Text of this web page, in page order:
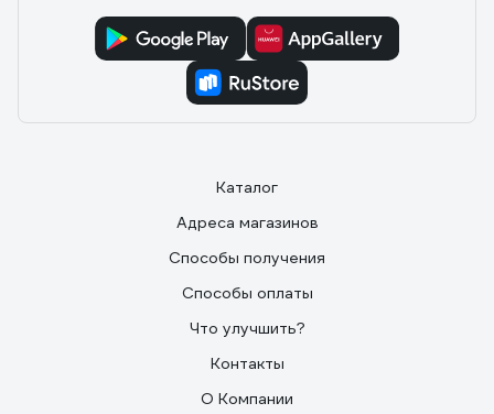
Каталог
Адреса магазинов
Способы получения
Способы оплаты
Что улучшить?
Контакты
О Компании